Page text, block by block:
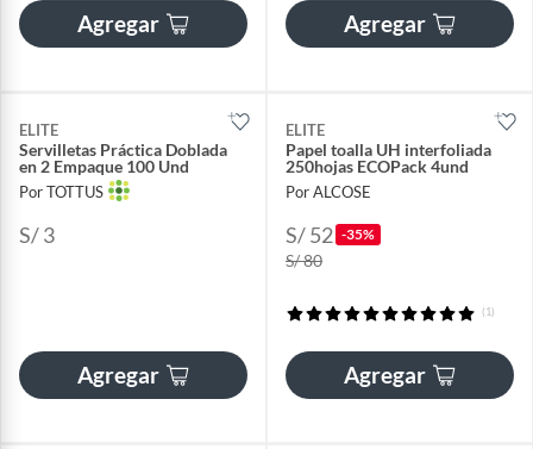
Agregar Agregar
ELITE
Servilletas Práctica Doblada
en 2 Empaque 100 Und
Por TOTTUS
S/ 3
Agregar
ELITE
Papel toalla UH interfoliada
250hojas ECOPack 4und
Por ALCOSE
S/ 52 -35%
S/ 80
(1)
Agregar